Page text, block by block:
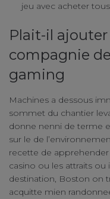
jeu avec acheter
Plait-il
compagnie
gaming
Machines a dessous
sommet du chantier
donne nenni de terme
sur le de
recette de
casino ou les attraits
destination, Boston on
acquitte mien